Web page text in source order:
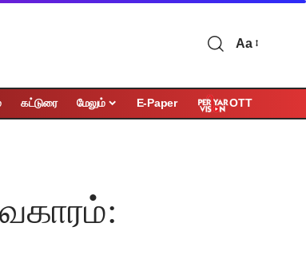
Aa
கட்டுரை மேலும் E-Paper OTT